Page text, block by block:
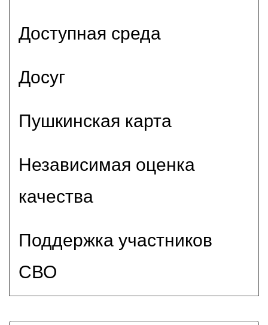
Доступная среда
Досуг
Пушкинская карта
Независимая оценка
качества
Поддержка участников
СВО